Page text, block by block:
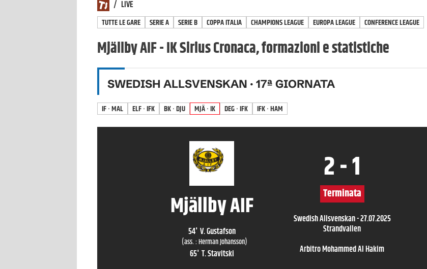
/ LIVE
TUTTE LE GARE SERIE A SERIE B COPPA ITALIA CHAMPIONS LEAGUE EUROPA LEAGUE CONFERENCE LEAGUE
Mjällby AIF - IK Sirius Cronaca, formazioni e statistiche
SWEDISH ALLSVENSKAN · 17ª GIORNATA
IF · MAL ELF · IFK BK · DJU MJÄ · IK DEG · IFK IFK · HAM
Mjällby AIF
54' V. Gustafson
(ass. :Herman Johansson)
65' T. Stavitski
2-1
Terminata
Swedish Allsvenskan-27.07.2025
Strandvallen
ArbitroMohammed Al Hakim